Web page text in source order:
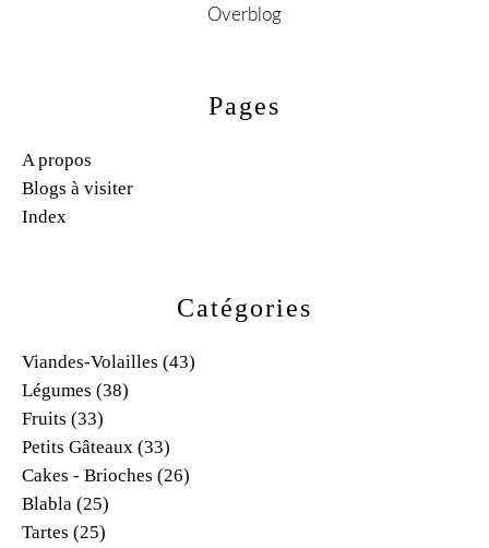
Catégories
Viandes-Volailles (43)
Légumes (38)
Fruits (33)
Petits Gâteaux (33)
Cakes - Brioches (26)
Blabla (25)
Tartes (25)
Pages
A propos
Blogs à visiter
Index
Overblog